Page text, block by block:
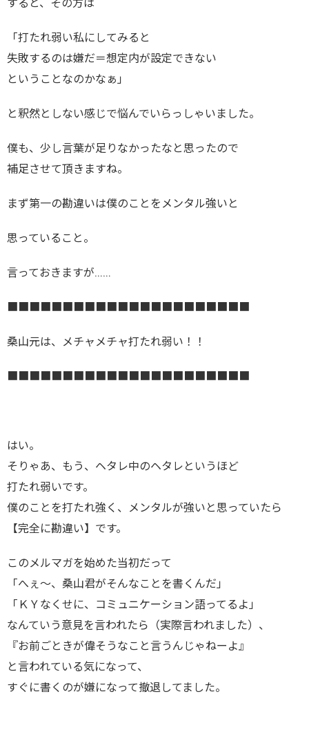
すると、その方は
「打たれ弱い私にしてみると
失敗するのは嫌だ＝想定内が設定できない
ということなのかなぁ」
と釈然としない感じで悩んでいらっしゃいました。
僕も、少し言葉が足りなかったなと思ったので
補足させて頂きますね。
まず第一の勘違いは僕のことをメンタル強いと
思っていること。
言っておきますが……
桑山元は、メチャメチャ打たれ弱い！！
はい。
そりゃあ、もう、ヘタレ中のヘタレというほど
打たれ弱いです。
僕のことを打たれ強く、メンタルが強いと思っていたら
【完全に勘違い】です。
このメルマガを始めた当初だって
「へぇ～、桑山君がそんなことを書くんだ」
「ＫＹなくせに、コミュニケーション語ってるよ」
なんていう意見を言われたら（実際言われました）、
『お前ごときが偉そうなこと言うんじゃねーよ』
と言われている気になって、
すぐに書くのが嫌になって撤退してました。